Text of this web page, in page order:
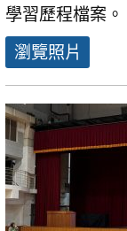
學習歷程檔案。
瀏覽照片